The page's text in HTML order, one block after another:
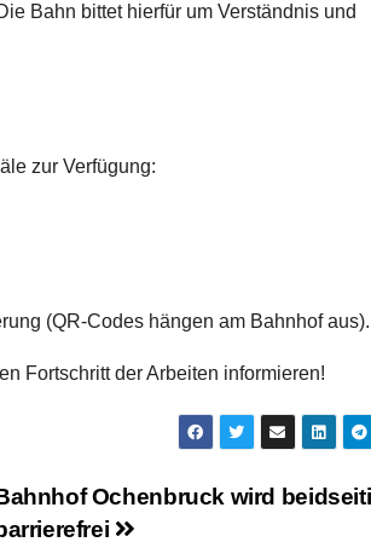
Bahn bittet hierfür um Verständnis und
zur Verfügung:
(QR-Codes hängen am Bahnhof aus).
Fortschritt der Arbeiten informieren!
Ochenbruck wird